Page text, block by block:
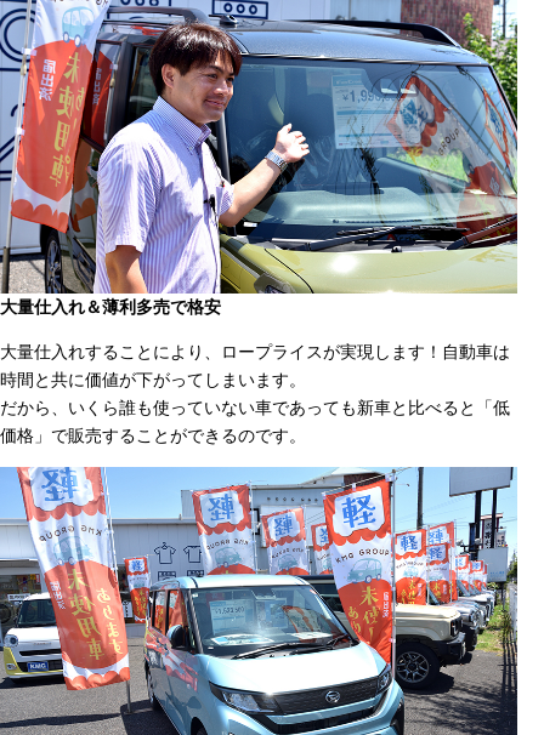
大量仕入れ＆薄利多売で格安
大量仕入れすることにより、ロープライスが実現します！自動車は
時間と共に価値が下がってしまいます。
だから、いくら誰も使っていない車であっても新車と比べると「低
価格」で販売することができるのです。